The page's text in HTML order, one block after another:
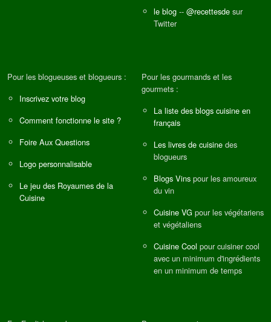
le blog -- @recettesde sur
Twitter
Pour les blogueuses et blogueurs :
Inscrivez votre blog
Comment fonctionne le site ?
Foire Aux Questions
Logo personnalisable
Le jeu des Royaumes de la
Cuisine
Pour les gourmands et les
gourmets :
La liste des blogs cuisine en
français
Les livres de cuisine des
blogueurs
Blogs Vins pour les amoureux
du vin
Cuisine VG pour les végétariens
et végétaliens
Cuisine Cool pour cuisiner cool
avec un minimum d'ingrédients
en un minimum de temps